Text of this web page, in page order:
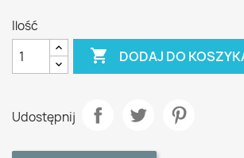
Ilość
 DODAJ DO
Udostępnij